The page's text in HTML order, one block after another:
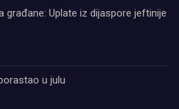
građane: Uplate iz dijaspore jeftinije
u julu